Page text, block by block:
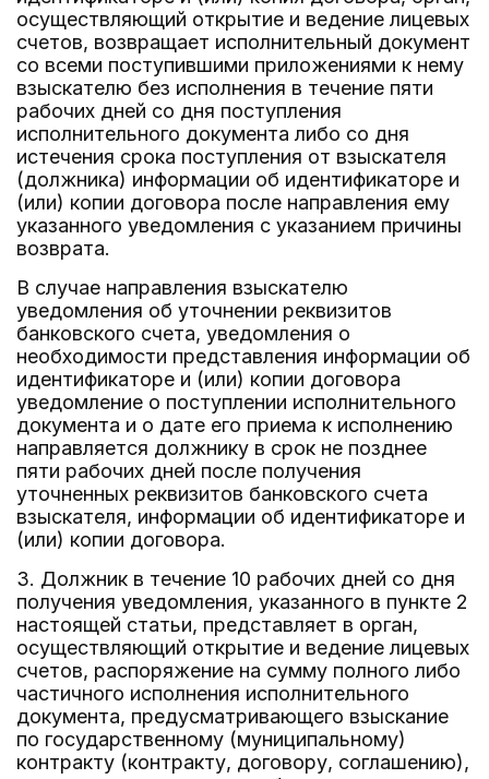
осуществляющий открытие и ведение лицевых
счетов, возвращает исполнительный документ
со всеми поступившими приложениями к нему
взыскателю без исполнения в течение пяти
рабочих дней со дня поступления
исполнительного документа либо со дня
истечения срока поступления от взыскателя
(должника) информации об идентификаторе и
(или) копии договора после направления ему
указанного уведомления с указанием причины
возврата.
В случае направления взыскателю
уведомления об уточнении реквизитов
банковского счета, уведомления о
необходимости представления информации об
идентификаторе и (или) копии договора
уведомление о поступлении исполнительного
документа и о дате его приема к исполнению
направляется должнику в срок не позднее
пяти рабочих дней после получения
уточненных реквизитов банковского счета
взыскателя, информации об идентификаторе и
(или) копии договора.
3. Должник в течение 10 рабочих дней со дня
получения уведомления, указанного в пункте 2
настоящей статьи, представляет в орган,
осуществляющий открытие и ведение лицевых
счетов, распоряжение на сумму полного либо
частичного исполнения исполнительного
документа, предусматривающего взыскание
по государственному (муниципальному)
контракту (контракту, договору, соглашению),